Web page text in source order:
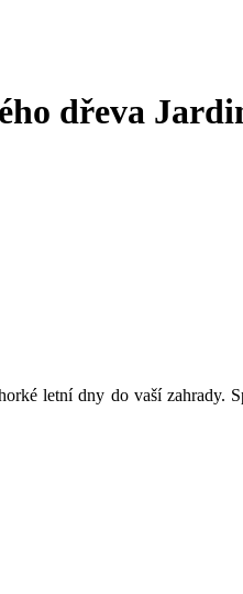
dřeva
letní dny do vaší zahrady.